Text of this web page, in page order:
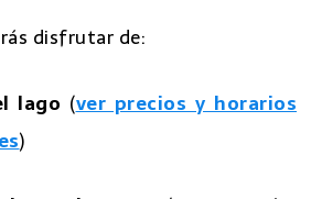
disfrutar de:
lago (ver precios y horarios
)